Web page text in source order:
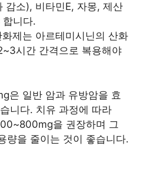
감소), 비타민E, 자몽, 제산
니다.
제는 아르테미시닌의 산화
시간 간격으로 복용해야
은 일반 암과 유방암을 효
니다. 치유 과정에 따라
을 권장하며 그
량을 줄이는 것이 좋습니다.